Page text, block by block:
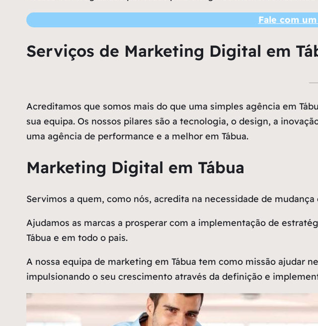
Fale com
Serviços de Marketing Digital em
Acreditamos que somos mais do que uma simples agência em
sua equipa. Os nossos pilares são a tecnologia, o design, a
uma agência de performance e a melhor em Tábua.
Marketing Digital em Tábua
Servimos a quem, como nós, acredita na necessidade de mudança
Ajudamos as marcas a prosperar com a implementação de
Tábua e em todo o pais.
A nossa equipa de marketing em Tábua tem como missão ajudar
impulsionando o seu crescimento através da definição e